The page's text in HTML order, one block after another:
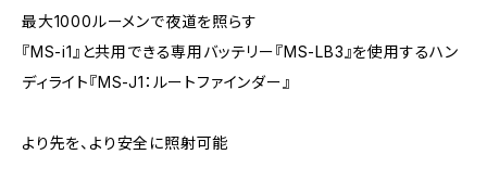
最大1000ルーメンで夜道を照らす
『MS-i1』と共用できる専用バッテリー『MS-LB3』を使用するハン
ディライト『MS-J1：ルートファインダー』
より先を、より安全に照射可能